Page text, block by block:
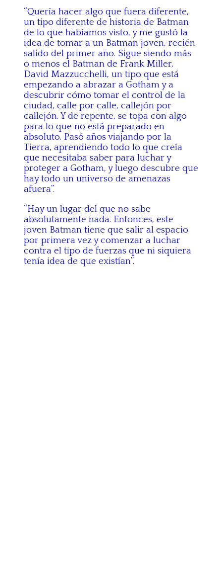
“Quería hacer algo que fuera diferente,
un tipo diferente de historia de Batman
de lo que habíamos visto, y me gustó la
idea de tomar a un Batman joven, recién
salido del primer año. Sigue siendo más
o menos el Batman de Frank Miller,
David Mazzucchelli, un tipo que está
empezando a abrazar a Gotham y a
descubrir cómo tomar el control de la
ciudad, calle por calle, callejón por
callejón. Y de repente, se topa con algo
para lo que no está preparado en
absoluto. Pasó años viajando por la
Tierra, aprendiendo todo lo que creía
que necesitaba saber para luchar y
proteger a Gotham, y luego descubre que
hay todo un universo de amenazas
afuera”.
“Hay un lugar del que no sabe
absolutamente nada. Entonces, este
joven Batman tiene que salir al espacio
por primera vez y comenzar a luchar
contra el tipo de fuerzas que ni siquiera
tenía idea de que existían”.